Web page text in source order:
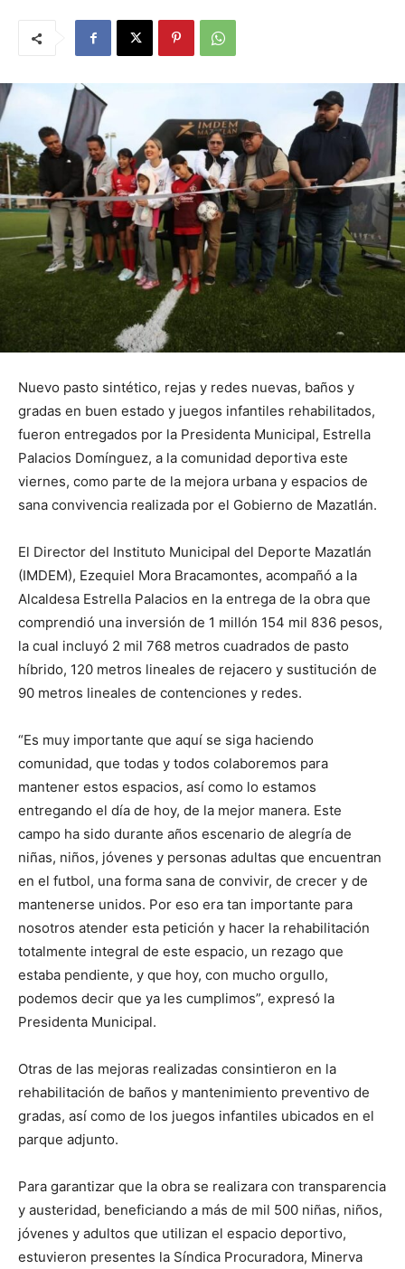
Nuevo pasto sintético, rejas y redes nuevas, baños y
gradas en buen estado y juegos infantiles rehabilitados,
fueron entregados por la Presidenta Municipal, Estrella
Palacios Domínguez, a la comunidad deportiva este
viernes, como parte de la mejora urbana y espacios de
sana convivencia realizada por el Gobierno de Mazatlán.
El Director del Instituto Municipal del Deporte Mazatlán
(IMDEM), Ezequiel Mora Bracamontes, acompañó a la
Alcaldesa Estrella Palacios en la entrega de la obra que
comprendió una inversión de 1 millón 154 mil 836 pesos,
la cual incluyó 2 mil 768 metros cuadrados de pasto
híbrido, 120 metros lineales de rejacero y sustitución de
90 metros lineales de contenciones y redes.
“Es muy importante que aquí se siga haciendo
comunidad, que todas y todos colaboremos para
mantener estos espacios, así como lo estamos
entregando el día de hoy, de la mejor manera. Este
campo ha sido durante años escenario de alegría de
niñas, niños, jóvenes y personas adultas que encuentran
en el futbol, una forma sana de convivir, de crecer y de
mantenerse unidos. Por eso era tan importante para
nosotros atender esta petición y hacer la rehabilitación
totalmente integral de este espacio, un rezago que
estaba pendiente, y que hoy, con mucho orgullo,
podemos decir que ya les cumplimos”, expresó la
Presidenta Municipal.
Otras de las mejoras realizadas consintieron en la
rehabilitación de baños y mantenimiento preventivo de
gradas, así como de los juegos infantiles ubicados en el
parque adjunto.
Para garantizar que la obra se realizara con transparencia
y austeridad, beneficiando a más de mil 500 niñas, niños,
jóvenes y adultos que utilizan el espacio deportivo,
estuvieron presentes la Síndica Procuradora, Minerva